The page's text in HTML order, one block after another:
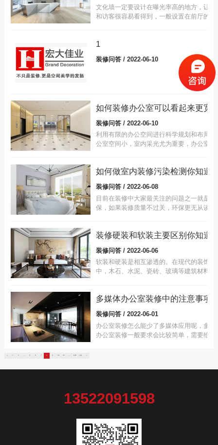
文化墙一定要设计在曝光率高的地方，让员
和访客很容易看得到，一般设置在前厅的接
1
装修问答 / 2022-06-10
如何装修办公室可以看起来更宽
装修问答 / 2022-06-10
利用有限的办公空间进行科学规划和布局。
公室空间小，室内采光尤为重要，办公室采
如何做室内装修污染检测你知道
装修问答 / 2022-06-08
目前在装修中大家最关注的问题之一就是环
保，如果装修质量不过关，环保更无从谈起
非常专业的，自己没办法完成，其实并不是
固然值得信赖，但是也有一些常规方法是可
自己完成的。
装修硬装和软装主要区别你知道
装修问答 / 2022-06-06
软装和硬装是相互渗透的。在现代的装饰设
中，木石、水泥、瓷砖、玻璃等建筑材料和
装修问答 / 2022-06-01
办公室装修怎么能少了多媒体应用呢，多媒
办公室装修一般要求会比较简单，需要给人
« 1 2 5 6 7 8 9 10 11 180 181 »
13522091598